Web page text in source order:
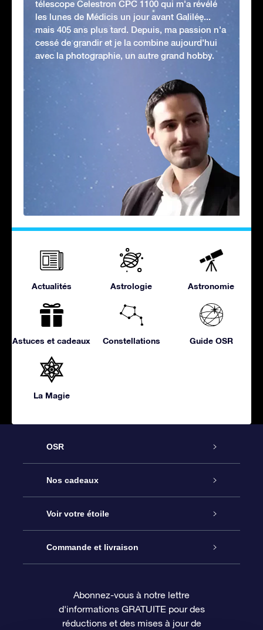
télescope Celestron CPC 1100 qui m'a révélé
les lunes de Médicis un jour avant Galilée...
mais 405 ans plus tard. Depuis, ma passion n'a
cessé de grandir et je la combine aujourd'hui
avec la photographie, un autre grand hobby.
Actualités Astrologie Astronomie
Astuces et cadeaux Constellations Guide OSR
La Magie
OSR
Service
À propos de l’OSR
Nous contacter
Questions fréquemment posées
Nos cadeaux
Cadeau d’étoile en ligne
Coffret cadeau OSR
Carte cadeau OSR
Voir votre étoile
Registre des étoiles
Page d’accueil personnalisée
Commande et livraison
Informations de paiement
Abonnez-vous à notre lettre
d'informations GRATUITE pour des
réductions et des mises à jour de